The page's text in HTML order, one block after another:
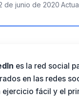
de junio de 2020·
es la red social
en las redes
ejercicio fácil y el